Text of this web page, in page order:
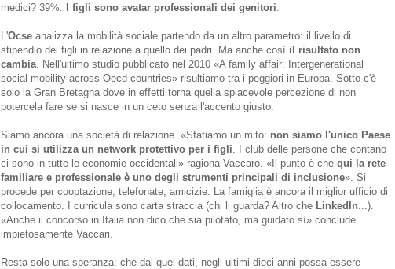
medici? 39%.
I figli sono avatar professionali dei genitori
L'Ocse analizza la mobilità sociale partendo da un altro parametro: il livello di
stipendio dei figli in relazione a quello dei padri. Ma anche così il risultato non
cambia . Nell'ultimo studio pubblicato nel 2010 «A family affair: Intergenerational
social mobility across Oecd countries» risultiamo tra i peggiori in Europa. Sotto c'è
solo la Gran Bretagna dove in effetti torna quella spiacevole percezione di non
potercela fare se si nasce in un ceto senza l'accento giusto.
Siamo ancora una società di relazione. «Sfatiamo un mito: non siamo l'unico Paese
in cui si utilizza un network protettivo per i figli . I club delle persone che contano
ci sono in tutte le economie occidentali» ragiona Vaccaro. «Il punto è che qui la rete
familiare e professionale è uno degli strumenti principali di inclusione». Si
procede per cooptazione, telefonate, amicizie. La famiglia è ancora il miglior ufficio di
collocamento. I curricula sono carta straccia (chi li guarda? Altro che LinkedIn ...).
«Anche il concorso in Italia non dico che sia pilotato, ma guidato sì» conclude
impietosamente Vaccari.
Resta solo una speranza: che dai quei dati, negli ultimi dieci anni possa essere